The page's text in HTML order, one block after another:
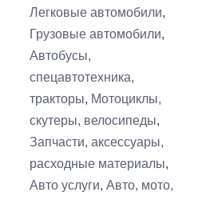
Легковые автомобили,
Грузовые автомобили,
Автобусы,
спецавтотехника,
тракторы, Мотоциклы,
скутеры, велосипеды,
Запчасти, аксессуары,
расходные материалы,
Авто услуги, Авто, мото,